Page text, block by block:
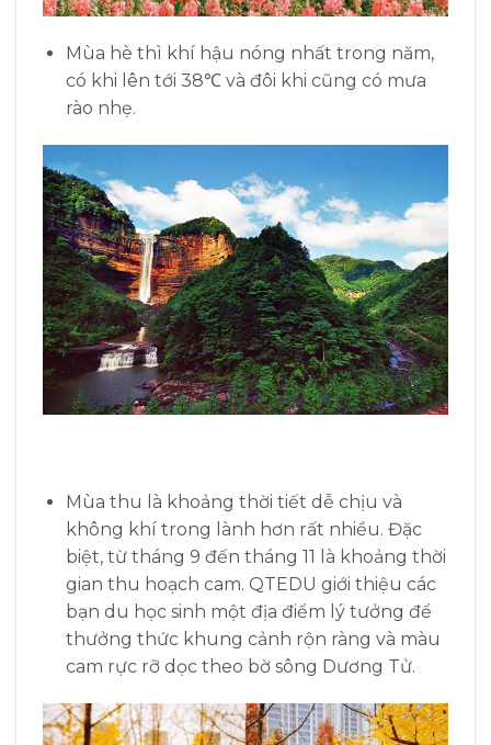
Mùa hè thì khí hậu nóng nhất trong năm,
có khi lên tới 38℃ và đôi khi cũng có mưa
rào nhẹ.
Mùa thu là khoảng thời tiết dễ chịu và
không khí trong lành hơn rất nhiều. Đặc
biệt, từ tháng 9 đến tháng 11 là khoảng thời
gian thu hoạch cam. QTEDU giới thiệu các
bạn du học sinh một địa điểm lý tưởng để
thưởng thức khung cảnh rộn ràng và màu
cam rực rỡ dọc theo bờ sông Dương Tử.